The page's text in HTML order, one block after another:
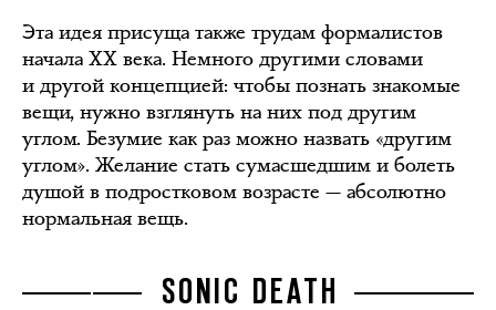
Эта идея присуща также трудам формалистов
начала XX века. Немного другими словами
и другой концепцией: чтобы познать знакомые
вещи, нужно взглянуть на них под другим
углом. Безумие как раз можно назвать «другим
углом». Желание стать сумасшедшим и болеть
душой в подростковом возрасте — абсолютно
нормальная вещь.
SONIC DEATH